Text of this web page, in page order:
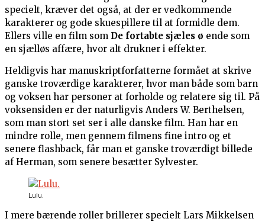
specielt, kræver det også, at der er vedkommende
karakterer og gode skuespillere til at formidle dem.
Ellers ville en film som De fortabte sjæles ø ende som
en sjælløs affære, hvor alt drukner i effekter.
Heldigvis har manuskriptforfatterne formået at skrive
ganske troværdige karakterer, hvor man både som barn
og voksen har personer at forholde og relatere sig til. På
voksensiden er der naturligvis Anders W. Berthelsen,
som man stort set ser i alle danske film. Han har en
mindre rolle, men gennem filmens fine intro og et
senere flashback, får man et ganske troværdigt billede
af Herman, som senere besætter Sylvester.
Lulu.
I mere bærende roller brillerer specielt Lars Mikkelsen